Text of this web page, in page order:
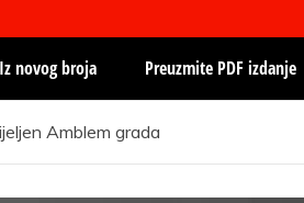
Iz novog broja Preuzmite PDF izdanje
Amblem grada